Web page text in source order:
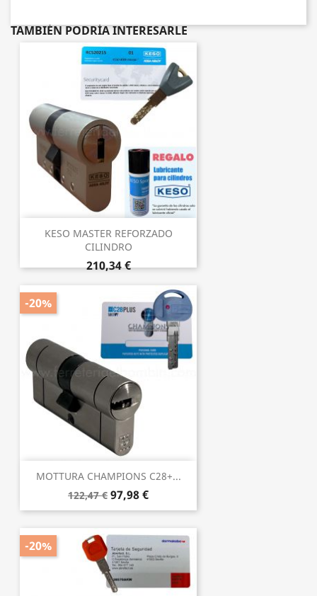
TAMBIÉN PODRÍA INTERESARLE
KESO MASTER REFORZADO
CILINDRO
210,34 €
MOTTURA CHAMPIONS C28+...
122,47 € 97,98 €
-20%
-20%